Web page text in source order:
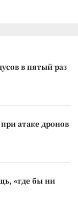
в пятый раз
атаке дронов
«где бы ни